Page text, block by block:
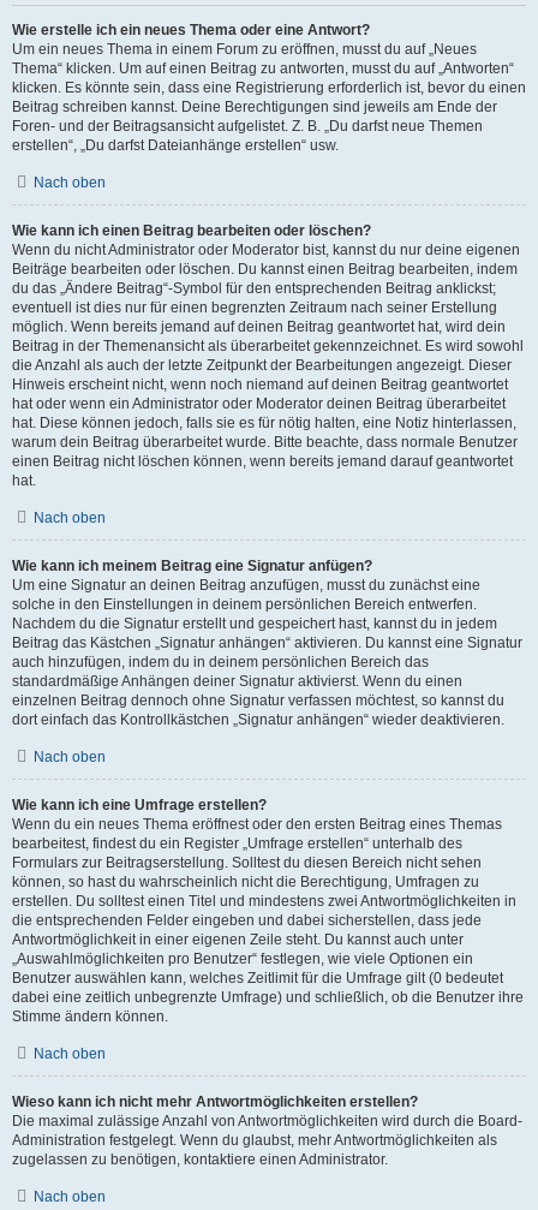
Wie erstelle ich ein neues Thema oder eine Antwort?
Um ein neues Thema in einem Forum zu eröffnen, musst du auf „Neues
Thema“ klicken. Um auf einen Beitrag zu antworten, musst du auf „Antworten“
klicken. Es könnte sein, dass eine Registrierung erforderlich ist, bevor du einen
Beitrag schreiben kannst. Deine Berechtigungen sind jeweils am Ende der
Foren- und der Beitragsansicht aufgelistet. Z. B. „Du darfst neue Themen
erstellen“, „Du darfst Dateianhänge erstellen“ usw.
Nach oben
Wie kann ich einen Beitrag bearbeiten oder löschen?
Wenn du nicht Administrator oder Moderator bist, kannst du nur deine eigenen
Beiträge bearbeiten oder löschen. Du kannst einen Beitrag bearbeiten, indem
du das „Ändere Beitrag“-Symbol für den entsprechenden Beitrag anklickst;
eventuell ist dies nur für einen begrenzten Zeitraum nach seiner Erstellung
möglich. Wenn bereits jemand auf deinen Beitrag geantwortet hat, wird dein
Beitrag in der Themenansicht als überarbeitet gekennzeichnet. Es wird sowohl
die Anzahl als auch der letzte Zeitpunkt der Bearbeitungen angezeigt. Dieser
Hinweis erscheint nicht, wenn noch niemand auf deinen Beitrag geantwortet
hat oder wenn ein Administrator oder Moderator deinen Beitrag überarbeitet
hat. Diese können jedoch, falls sie es für nötig halten, eine Notiz hinterlassen,
warum dein Beitrag überarbeitet wurde. Bitte beachte, dass normale Benutzer
einen Beitrag nicht löschen können, wenn bereits jemand darauf geantwortet
hat.
Nach oben
Wie kann ich meinem Beitrag eine Signatur anfügen?
Um eine Signatur an deinen Beitrag anzufügen, musst du zunächst eine
solche in den Einstellungen in deinem persönlichen Bereich entwerfen.
Nachdem du die Signatur erstellt und gespeichert hast, kannst du in jedem
Beitrag das Kästchen „Signatur anhängen“ aktivieren. Du kannst eine Signatur
auch hinzufügen, indem du in deinem persönlichen Bereich das
standardmäßige Anhängen deiner Signatur aktivierst. Wenn du einen
einzelnen Beitrag dennoch ohne Signatur verfassen möchtest, so kannst du
dort einfach das Kontrollkästchen „Signatur anhängen“ wieder deaktivieren.
Nach oben
Wie kann ich eine Umfrage erstellen?
Wenn du ein neues Thema eröffnest oder den ersten Beitrag eines Themas
bearbeitest, findest du ein Register „Umfrage erstellen“ unterhalb des
Formulars zur Beitragserstellung. Solltest du diesen Bereich nicht sehen
können, so hast du wahrscheinlich nicht die Berechtigung, Umfragen zu
erstellen. Du solltest einen Titel und mindestens zwei Antwortmöglichkeiten in
die entsprechenden Felder eingeben und dabei sicherstellen, dass jede
Antwortmöglichkeit in einer eigenen Zeile steht. Du kannst auch unter
„Auswahlmöglichkeiten pro Benutzer“ festlegen, wie viele Optionen ein
Benutzer auswählen kann, welches Zeitlimit für die Umfrage gilt (0 bedeutet
dabei eine zeitlich unbegrenzte Umfrage) und schließlich, ob die Benutzer ihre
Stimme ändern können.
Nach oben
Wieso kann ich nicht mehr Antwortmöglichkeiten erstellen?
Die maximal zulässige Anzahl von Antwortmöglichkeiten wird durch die Board-
Administration festgelegt. Wenn du glaubst, mehr Antwortmöglichkeiten als
zugelassen zu benötigen, kontaktiere einen Administrator.
Nach oben